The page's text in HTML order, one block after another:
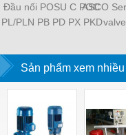
Đầu nối POSU C POC
PL/PLN PB PD PX PKD
PLF PMF PTL SL SS
SCA SAFS SASF HVFS
HVSF PU PV PE PY
HVFF PLJ PYJ PP PG
PEG PW PGJ PPGJ
ASCO
Sản phẩm xem nhiều